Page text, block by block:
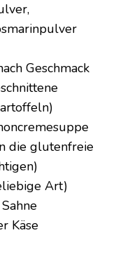
Geschmack
die glutenfreie
Art)
Käse